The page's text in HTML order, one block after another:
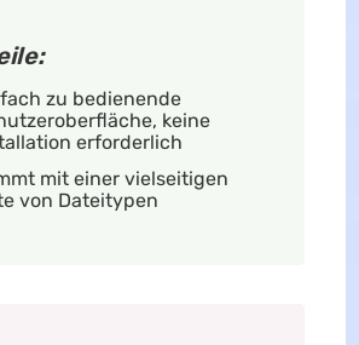
zu bedienende
keine
erforderlich
mit einer vielseitigen
von Dateitypen